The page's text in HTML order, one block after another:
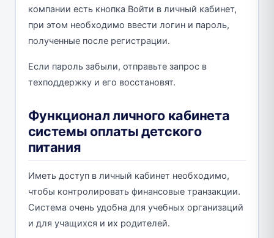
компании есть кнопка Войти в личный кабинет,
при этом необходимо ввести логин и пароль,
полученные после регистрации.
Если пароль забыли, отправьте запрос в
техподдержку и его восстановят.
Функционал личного кабинета
системы оплаты детского
питания
Иметь доступ в личный кабинет необходимо,
чтобы контролировать финансовые транзакции.
Система очень удобна для учебных организаций
и для учащихся и их родителей.